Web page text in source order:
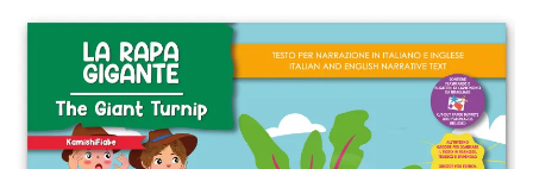
Aggiungi
alla lista
dei
desideri